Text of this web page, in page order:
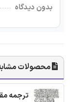
بدون دیدگاه
محصولات
ترجمه